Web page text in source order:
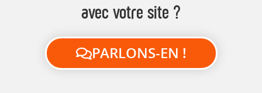
avec votre site ?
PARLONS-EN !